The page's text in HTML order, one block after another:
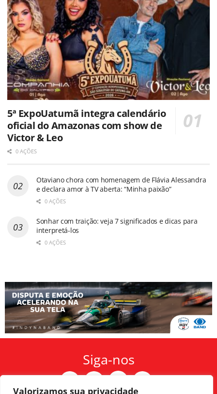
Valorizamos sua privacidade
5ª ExpoUatumã integra calendário
oficial do Amazonas com show de
Victor & Leo
0 AÇÕES
Otaviano chora com homenagem de Flávia Alessandra
e declara amor à TV aberta: “Minha paixão”
0 AÇÕES
Sonhar com traição: veja 7 significados e dicas para
interpretá-los
0 AÇÕES
Siga-nos